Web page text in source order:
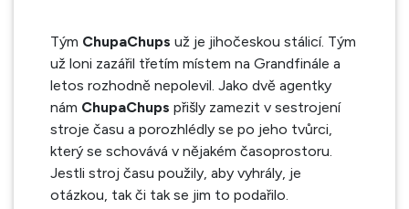
Tým ChupaChups už je jihočeskou stálicí. Tým
už loni zazářil třetím místem na Grandfinále a
letos rozhodně nepolevil. Jako dvě agentky
nám ChupaChups přišly zamezit v sestrojení
stroje času a porozhlédly se po jeho tvůrci,
který se schovává v nějakém časoprostoru.
Jestli stroj času použily, aby vyhrály, je
otázkou, tak či tak se jim to podařilo.